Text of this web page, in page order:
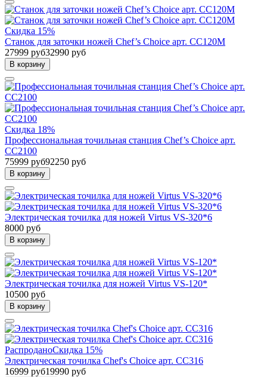
Скидка 15%
Станок для заточки ножей Chef’s Choice арт. CC120M
27999 руб32990 руб
В корзину
Скидка 18%
Профессиональная точильная станция Chef’s Choice арт.
CC2100
75999 руб92250 руб
В корзину
Электрическая точилка для ножей Virtus VS-320*6
8000 руб
В корзину
Электрическая точилка для ножей Virtus VS-120*
10500 руб
В корзину
РаспроданоСкидка 15%
Электрическая точилка Chef's Choice арт. CC316
16999 руб19990 руб